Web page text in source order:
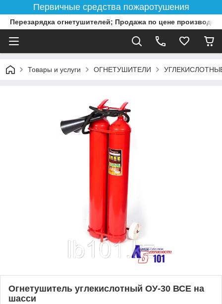
Первичные средства пожаротушения
Перезарядка огнетушителей; Продажа по цене
Товары и услуги ОГНЕТУШИТЕЛИ
Огнетушитель углекислотный ОУ-30 ВСЕ на
шасси